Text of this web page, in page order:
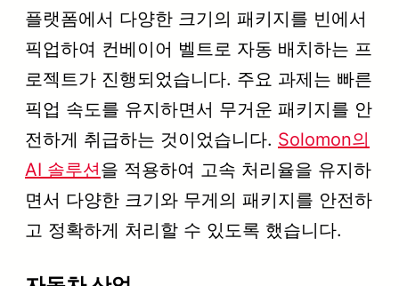
플랫폼에서 다양한 크기의 패키지를 빈에서
픽업하여 컨베이어 벨트로 자동 배치하는 프
로젝트가 진행되었습니다. 주요 과제는 빠른
픽업 속도를 유지하면서 무거운 패키지를 안
전하게 취급하는 것이었습니다. Solomon의
AI 솔루션을 적용하여 고속 처리율을 유지하
면서 다양한 크기와 무게의 패키지를 안전하
고 정확하게 처리할 수 있도록 했습니다.